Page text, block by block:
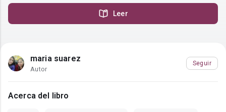
Leer
maria suarez
Autor
Seguir
Acerca del libro